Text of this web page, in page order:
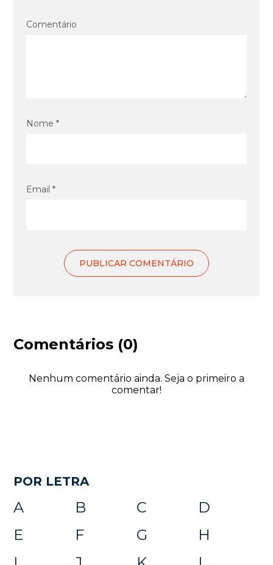
Comentário
Nome *
Email *
Comentários (0)
Nenhum comentário ainda. Seja o primeiro a
comentar!
POR LETRA
A B C
D
E
F G
H